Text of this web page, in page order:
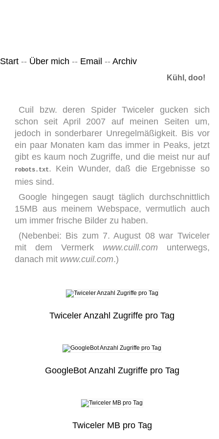
Start -- Über mich -- Email -- Archiv
Kühl, doo!
Cuil bzw. deren Spider Twiceler gucken sich
schon seit April 2007 auf meinen Seiten um,
jedoch in sonderbarer Unregelmäßigkeit. Bis vor
ein paar Monaten kam das immer in Peaks, jetzt
gibt es kaum noch Zugriffe, und die meist nur auf
robots.txt. Kein Wunder, daß die Ergebnisse so
mies sind.
Google hingegen saugt täglich durchschnittlich
15MB aus meinem Webspace, vermutlich auch
um immer frische Bilder zu haben.
(Nebenbei: Bis zum 7. August 08 war Twiceler
mit dem Vermerk www.cuill.com unterwegs,
danach mit www.cuil.com.)
Twiceler Anzahl Zugriffe pro Tag
GoogleBot Anzahl Zugriffe pro Tag
Twiceler MB pro Tag